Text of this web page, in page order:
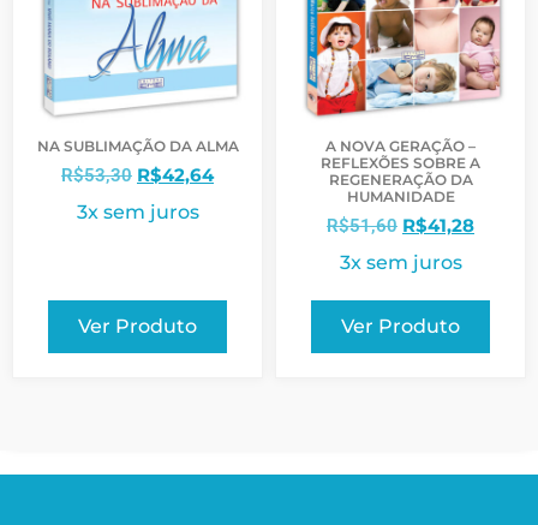
NA SUBLIMAÇÃO DA ALMA
R$53,30 R$42,64
3x sem juros
Ver Produto
A NOVA GERAÇÃO –
REFLEXÕES SOBRE A
REGENERAÇÃO DA
HUMANIDADE
R$51,60 R$41,28
3x sem juros
Ver Produto